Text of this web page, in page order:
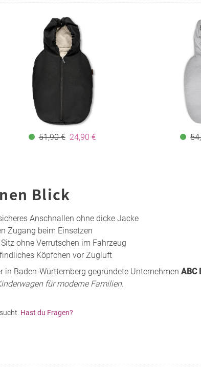
51,90 € 24,90 €
Blick
Anschnallen ohne dicke Jacke
Zugang beim Einsetzen
ohne Verrutschen im Fahrzeug
Köpfchen vor Zugluft
Baden-Württemberg gegründete Unternehmen ABC
für moderne Familien.
Hast du Fragen?